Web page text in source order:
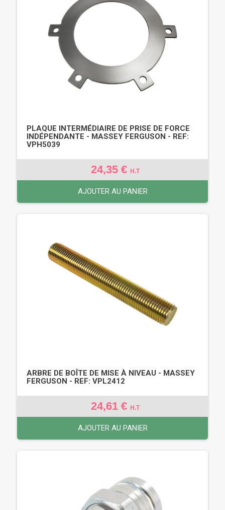
PLAQUE INTERMÉDIAIRE DE PRISE DE FORCE
INDÉPENDANTE - MASSEY FERGUSON - REF:
VPH5039
24,35 € H.T
AJOUTER AU PANIER
ARBRE DE BOÎTE DE MISE À NIVEAU - MASSEY
FERGUSON - REF: VPL2412
24,61 € H.T
AJOUTER AU PANIER